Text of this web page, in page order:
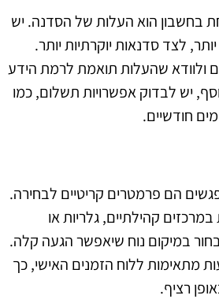
בחשבון הוא העלות של הסדנה. יש
לצד סדנאות יוקרתיות יותר.
ולוודא שהעלות תואמת לרמת הידע
יש לבדוק אפשרויות תשלום, כמו
חודשיים.
הם פרמטרים קריטיים לבחירה.
קהילתיים, גלריות או
במיקום נוח שיאפשר הגעה קלה.
מתאימות ללוח הזמנים האישי, כך
רציף.